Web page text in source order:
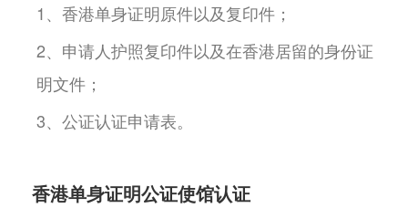
1、香港单身证明原件以及复印件；
2、申请人护照复印件以及在香港居留的身份证
明文件；
3、公证认证申请表。
香港单身证明公证使馆认证